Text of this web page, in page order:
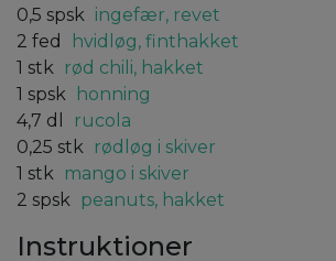
0,5 spsk ingefær, revet
2 fed
hvidløg, finthakket
1 stk rød chili, hakket
1 spsk
honning
4,7 dl
rucola
0,25 stk rødløg i skiver
1 stk mango i skiver
2 spsk peanuts, hakket
Instruktioner